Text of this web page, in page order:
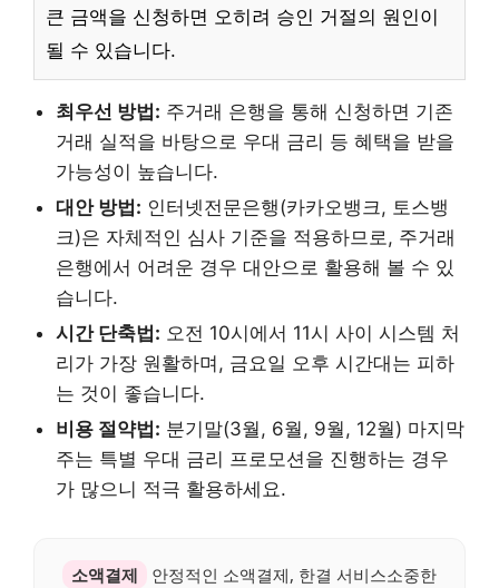
큰 금액을 신청하면 오히려 승인 거절의 원인이
될 수 있습니다.
최우선 방법: 주거래 은행을 통해 신청하면 기존
거래 실적을 바탕으로 우대 금리 등 혜택을 받을
가능성이 높습니다.
대안 방법: 인터넷전문은행(카카오뱅크, 토스뱅
크)은 자체적인 심사 기준을 적용하므로, 주거래
은행에서 어려운 경우 대안으로 활용해 볼 수 있
습니다.
시간 단축법: 오전 10시에서 11시 사이 시스템 처
리가 가장 원활하며, 금요일 오후 시간대는 피하
는 것이 좋습니다.
비용 절약법: 분기말(3월, 6월, 9월, 12월) 마지막
주는 특별 우대 금리 프로모션을 진행하는 경우
가 많으니 적극 활용하세요.
소액결제
안정적인 소액결제, 한결 서비스소중한